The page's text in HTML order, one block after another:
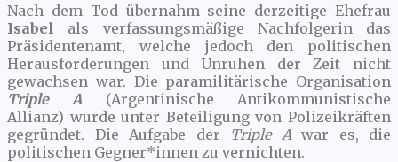
Nach dem Tod übernahm seine derzeitige Ehefrau
Isabel als verfassungsmäßige Nachfolgerin das
Präsidentenamt, welche jedoch den politischen
Herausforderungen und Unruhen der Zeit nicht
gewachsen war. Die paramilitärische Organisation
Triple A (Argentinische Antikommunistische
Allianz) wurde unter Beteiligung von Polizeikräften
gegründet. Die Aufgabe der Triple Awar es, die
politischen Gegner*innen zu vernichten.